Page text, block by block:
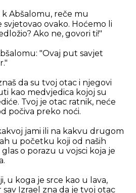
k Abšalomu, reče mu
svjetovao ovako. Hoćemo li
Ako ne, govori ti!"
"Ovaj put savjet
da su tvoj otac i njegovi
kao medvjedica kojoj su
Tvoj je otac ratnik, neće
počiva preko noći.
jami ili na kakvu drugom
u početku koji od naših
o porazu u vojsci koja je
u koga je srce kao u lava,
Izrael zna da je tvoj otac